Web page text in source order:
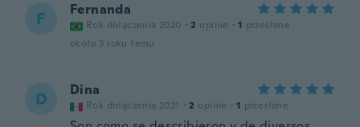
F Fernanda
Rok dołączenia 2020 · 2 opinie · 1 przesłane
około 3 roku temu
D Dina
Rok dołączenia 2021 · 2 opinie · 1 przesłane